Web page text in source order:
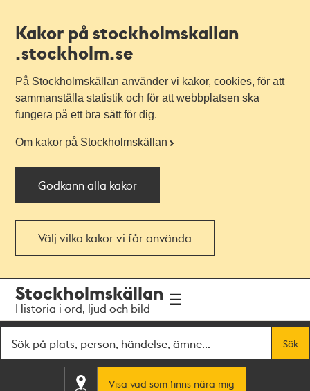
Kakor på stockholmskallan
.stockholm.se
På Stockholmskällan använder vi kakor, cookies, för att
sammanställa statistik och för att webbplatsen ska
fungera på ett bra sätt för dig.
Om kakor på Stockholmskällan
Godkänn alla kakor
Välj vilka kakor vi får använda
navigationen
huvudinnehållet
Stockholmskällan
Historia i ord, ljud och bild
Sök
Visa vad som finns nära mig